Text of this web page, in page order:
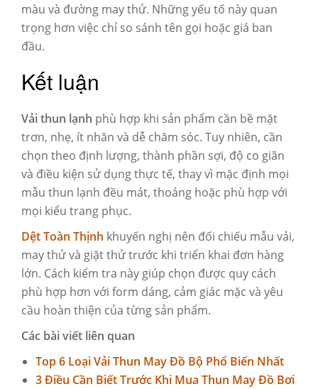
màu và đường may thử. Những yếu tố này quan
trọng hơn việc chỉ so sánh tên gọi hoặc giá ban
đầu.
Kết luận
Vải thun lạnh phù hợp khi sản phẩm cần bề mặt
trơn, nhẹ, ít nhăn và dễ chăm sóc. Tuy nhiên, cần
chọn theo định lượng, thành phần sợi, độ co giãn
và điều kiện sử dụng thực tế, thay vì mặc định mọi
mẫu thun lạnh đều mát, thoáng hoặc phù hợp với
mọi kiểu trang phục.
Dệt Toàn Thịnh khuyến nghị nên đối chiếu mẫu vải,
may thử và giặt thử trước khi triển khai đơn hàng
lớn. Cách kiểm tra này giúp chọn được quy cách
phù hợp hơn với form dáng, cảm giác mặc và yêu
cầu hoàn thiện của từng sản phẩm.
Các bài viết liên quan
Top 6 Loại Vải Thun May Đồ Bộ Phổ Biến Nhất
3 Điều Cần Biết Trước Khi Mua Thun May Đồ Bơi